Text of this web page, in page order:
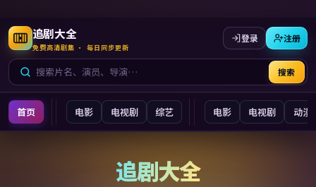
追剧大全
免费高清剧集 · 每日同步更新
搜索
登录 注册
首页 电影 电视剧 综艺 电影 电视剧 动漫
追剧大全
追剧大全